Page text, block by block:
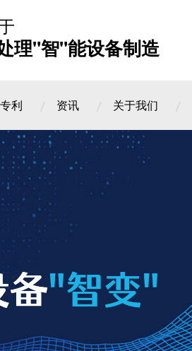
理"智"能设备制造
利 资讯 关于我们